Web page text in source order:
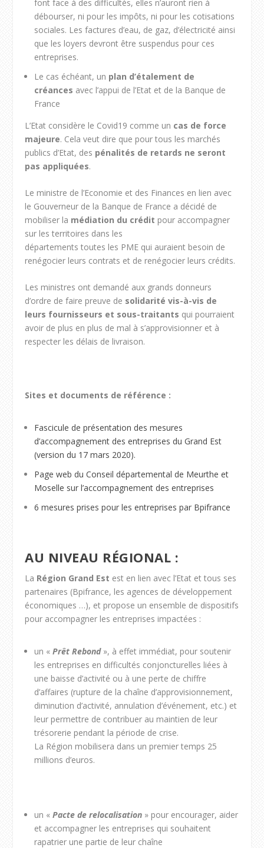
font face à des difficultés, elles n’auront rien à
débourser, ni pour les impôts, ni pour les cotisations
sociales. Les factures d’eau, de gaz, d’électricité ainsi
que les loyers devront être suspendus pour ces
entreprises.
Le cas échéant, un plan d’étalement de
créances avec l’appui de l’Etat et de la Banque de
France
L’Etat considère le Covid19 comme un cas de force
majeure. Cela veut dire que pour tous les marchés
publics d’Etat, des pénalités de retards ne seront
pas appliquées.
Le ministre de l’Economie et des Finances en lien avec
le Gouverneur de la Banque de France a décidé de
mobiliser la médiation du crédit pour accompagner
sur les territoires dans les
départements toutes les PME qui auraient besoin de
renégocier leurs contrats et de renégocier leurs crédits.
Les ministres ont demandé aux grands donneurs
d’ordre de faire preuve de solidarité vis-à-vis de
leurs fournisseurs et sous-traitants qui pourraient
avoir de plus en plus de mal à s’approvisionner et à
respecter les délais de livraison.
Sites et documents de référence :
Fascicule de présentation des mesures
d’accompagnement des entreprises du Grand Est
(version du 17 mars 2020).
Page web du Conseil départemental de Meurthe et
Moselle sur l’accompagnement des entreprises
6 mesures prises pour les entreprises par Bpifrance
AU NIVEAU RÉGIONAL :
La Région Grand Est est en lien avec l’Etat et tous ses
partenaires (Bpifrance, les agences de développement
économiques …), et propose un ensemble de dispositifs
pour accompagner les entreprises impactées :
un «Prêt Rebond», à effet immédiat, pour soutenir
les entreprises en difficultés conjoncturelles liées à
une baisse d’activité ou à une perte de chiffre
d’affaires (rupture de la chaîne d’approvisionnement,
diminution d’activité, annulation d’événement, etc.) et
leur permettre de contribuer au maintien de leur
trésorerie pendant la période de crise.
La Région mobilisera dans un premier temps 25
millions d’euros.
un «Pacte de relocalisation » pour encourager, aider
et accompagner les entreprises qui souhaitent
rapatrier une partie de leur chaîne